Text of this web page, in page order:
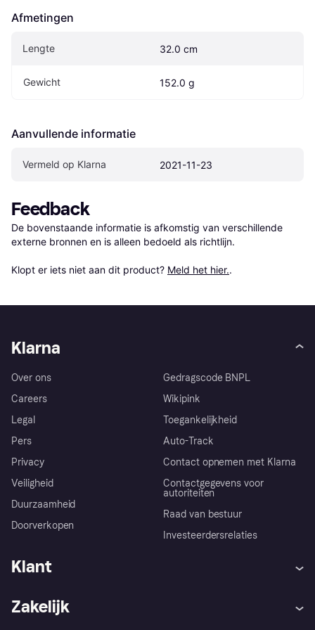
Afmetingen
Lengte 32.0 cm
Gewicht 152.0 g
Aanvullende informatie
Vermeld op Klarna 2021-11-23
Feedback
De bovenstaande informatie is afkomstig van verschillende
externe bronnen en is alleen bedoeld als richtlijn.
Klopt er iets niet aan dit product? Meld het hier..
Klarna
Over ons
Careers
Legal
Pers
Privacy
Veiligheid
Duurzaamheid
Doorverkopen
Gedragscode BNPL
Wikipink
Toegankelijkheid
Auto-Track
Contact opnemen met Klarna
Contactgegevens voor
autoriteiten
Raad van bestuur
Investeerdersrelaties
Klant
Zakelijk